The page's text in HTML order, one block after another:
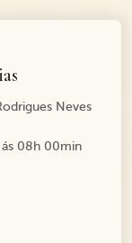
Neves
08h 00min